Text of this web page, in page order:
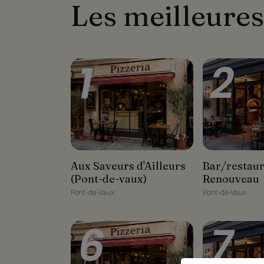
Les
Aux Saveurs d'Ailleurs
(Pont-de-vaux)
1
★★★★★ 4.7
Aux Saveurs d'Ailleurs
(Pont-de-vaux)
Pont-de-Vaux
Bar/
2
★★★★★
Bar/
Renouveau
Pont-de-Vaux
6 7